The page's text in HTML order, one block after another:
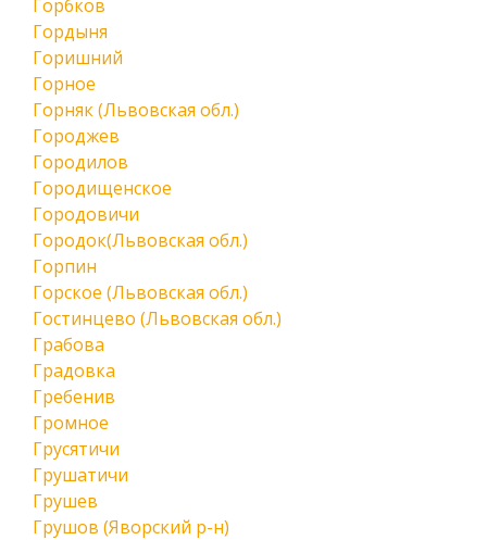
Горбков
Гордыня
Горишний
Горное
Горняк (Львовская обл.)
Городжев
Городилов
Городищенское
Городовичи
Городок(Львовская обл.)
Горпин
Горское (Львовская обл.)
Гостинцево (Львовская обл.)
Грабова
Градовка
Гребенив
Громное
Грусятичи
Грушатичи
Грушев
Грушов (Яворский р-н)